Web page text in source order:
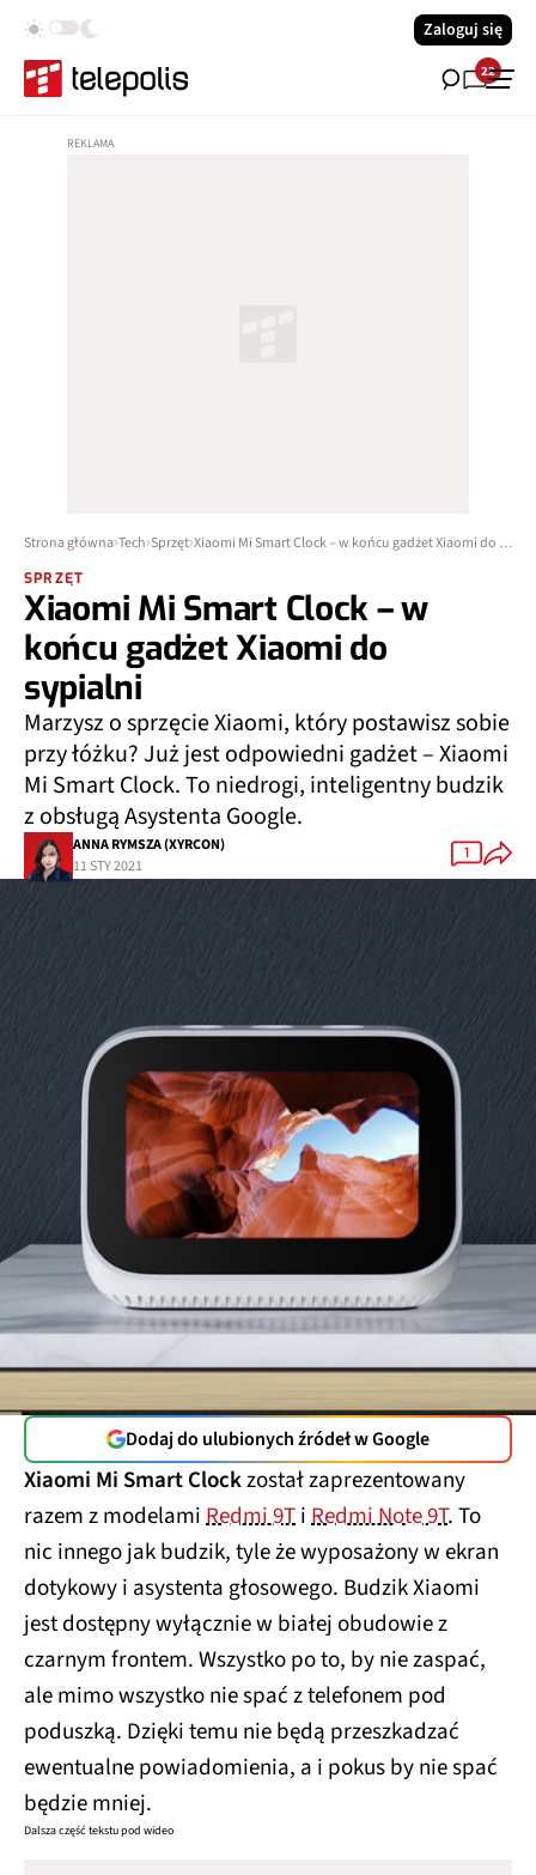
Zaloguj się
22
Strona główna Tech Sprzęt Xiaomi Mi Smart Clock – w końcu gadżet Xiaomi do sypialni
SPRZĘT
Xiaomi Mi Smart Clock – w
końcu gadżet Xiaomi do
sypialni
Marzysz o sprzęcie Xiaomi, który postawisz sobie
przy łóżku? Już jest odpowiedni gadżet – Xiaomi
Mi Smart Clock. To niedrogi, inteligentny budzik
z obsługą Asystenta Google.
ANNA RYMSZA (XYRCON)
11 STY 2021
1
Dodaj do ulubionych źródeł w Google
Xiaomi Mi Smart Clockzostał zaprezentowany
razem z modelamiRedmi 9TiRedmi Note 9T. To
nic innego jak budzik, tyle że wyposażony w ekran
dotykowy i asystenta głosowego. Budzik Xiaomi
jest dostępny wyłącznie w białej obudowie z
czarnym frontem. Wszystko po to, by nie zaspać,
ale mimo wszystko nie spać z telefonem pod
poduszką. Dzięki temu nie będą przeszkadzać
ewentualne powiadomienia, a i pokus by nie spać
będzie mniej.
Dalsza część tekstu pod wideo